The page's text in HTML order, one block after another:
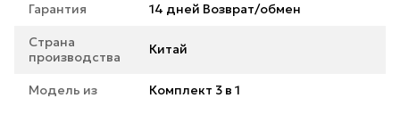
Гарантия 14 дней Возврат/обмен
Страна
производства
Китай
Модель из Комплект 3 в 1